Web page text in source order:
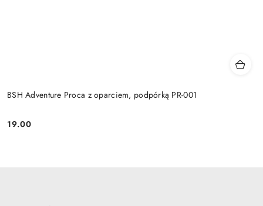
BSH Adventure Proca z oparciem, podpórką PR-001
Cena:
19.00